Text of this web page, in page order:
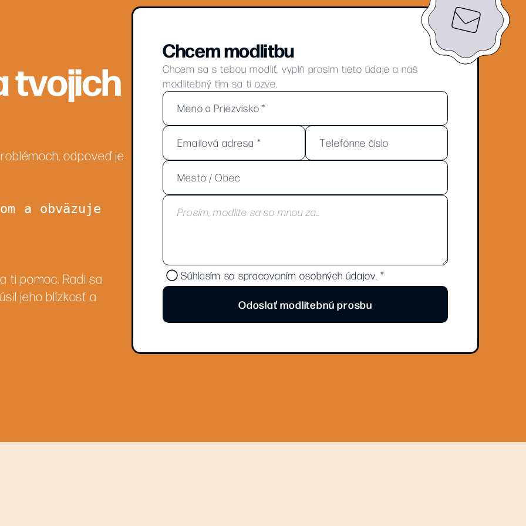
tvojich
odpoveď je
a obväzuje
ti pomoc. Radi sa
jeho blízkosť a
Chcem modlitbu
Chcem sa s tebou modliť, vyplň prosím tieto údaje a náš
modlitebný tím sa ti ozve.
Súhlasím so spracovaním osobných údajov. *
Odoslať modlitebnú prosbu